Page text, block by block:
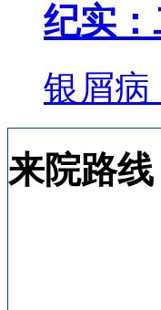
纪实
银屑病
来院路线